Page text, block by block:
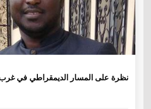
نظرة على المسار الديمقراطي في غرب